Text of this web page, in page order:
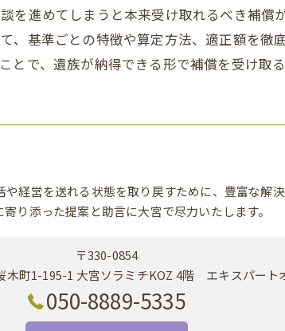
を進めてしまうと本来受け取れるべき補償
、基準ごとの特徴や算定方法、適正額を徹
で、遺族が納得できる形で補償を受け取
経営を送れる状態を取り戻すために、豊富な解
り添った提案と助言に大宮で尽力いたします。
〒330-0854
木町1-195-1 大宮ソラミチKOZ 4階 エキスパート
050-8889-5335